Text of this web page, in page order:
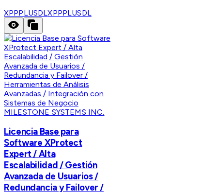
XPPPLUSDLXPPPLUSDL
MILESTONE SYSTEMS INC.
Licencia Base para
Software XProtect
Expert / Alta
Escalabilidad / Gestión
Avanzada de Usuarios /
Redundancia y Failover /